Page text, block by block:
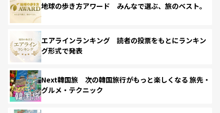
地球の歩き方アワード みんなで選ぶ、旅のベスト。
エアラインランキング 読者の投票をもとにランキン
グ形式で発表
Next韓国旅 次の韓国旅行がもっと楽しくなる 旅先・
グルメ・テクニック